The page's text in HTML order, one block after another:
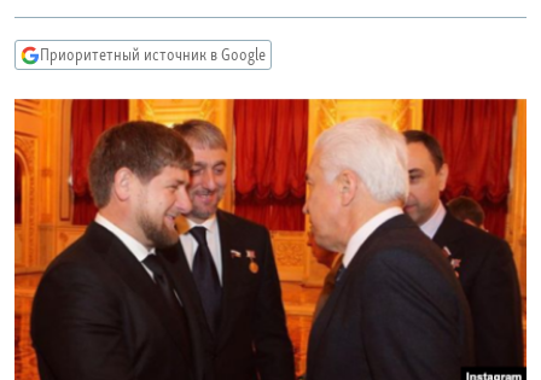
главной
навигации
Вернутся
поиску
IDEL.РЕАЛИИ
КАВКАЗ.РЕАЛИИ
СЕВЕР.РЕАЛИИ
СИБИРЬ.РЕАЛИИ
РАСПИСАНИЕ ВЕЩАНИЯ
ПОДПИШИТЕСЬ НА РАССЫЛКУ
СОЦИАЛЬНЫЕ СЕТИ
Приоритетный источник в Google